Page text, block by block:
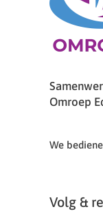
Omroep
We
Volg &